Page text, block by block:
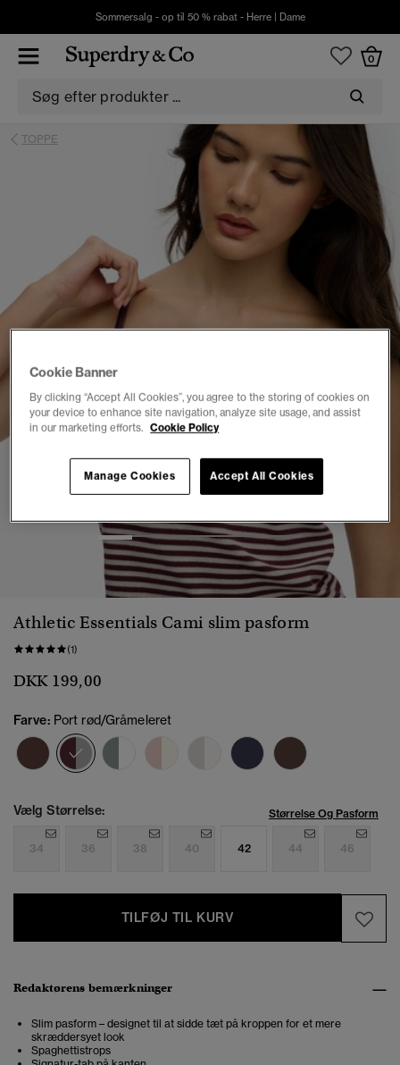
Sommersalg - op til 50 % rabat - Herre| Dame
0
TOPPE
1 2 3 4 5 6
Athletic Essentials Cami slim pasform
(1)
DKK 199,00
Farve: Port rød/Gråmeleret
valgt
Vælg Størrelse: Størrelse Og Pasform
34 36 38 40 42 44 46
TILFØJ TIL KURV
Redaktørens bemærkninger
Slim pasform – designet til at sidde tæt på kroppen for et mere
skræddersyet look
Spaghettistrops
Cookie Banner
By clicking “Accept All Cookies”, you agree to the storing of cookies on
your device to enhance site navigation, analyze site usage, and assist
in our marketing efforts. Cookie Policy
Accept All Cookies
Manage Cookies